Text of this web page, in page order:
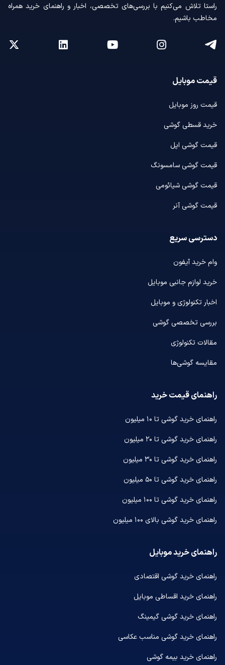
راستا تلاش می‌کنیم با بررسی‌های تخصصی، اخبار و راهنمای خرید همراه
مخاطب باشیم.
قیمت موبایل
قیمت روز موبایل
خرید قسطی گوشی
قیمت گوشی اپل
قیمت گوشی سامسونگ
قیمت گوشی شیائومی
قیمت گوشی آنر
دسترسی سریع
وام خرید آیفون
خرید لوازم جانبی موبایل
اخبار تکنولوژی و موبایل
بررسی تخصصی گوشی
مقالات تکنولوژی
مقایسه گوشی‌ها
راهنمای قیمت خرید
راهنمای خرید گوشی تا ۱۰ میلیون
راهنمای خرید گوشی تا ۲۰ میلیون
راهنمای خرید گوشی تا ۳۰ میلیون
راهنمای خرید گوشی تا ۵۰ میلیون
راهنمای خرید گوشی تا ۱۰۰ میلیون
راهنمای خرید گوشی بالای ۱۰۰ میلیون
راهنمای خرید موبایل
راهنمای خرید گوشی اقتصادی
راهنمای خرید اقساطی موبایل
راهنمای خرید گوشی گیمینگ
راهنمای خرید گوشی مناسب عکاسی
راهنمای خرید بیمه گوشی